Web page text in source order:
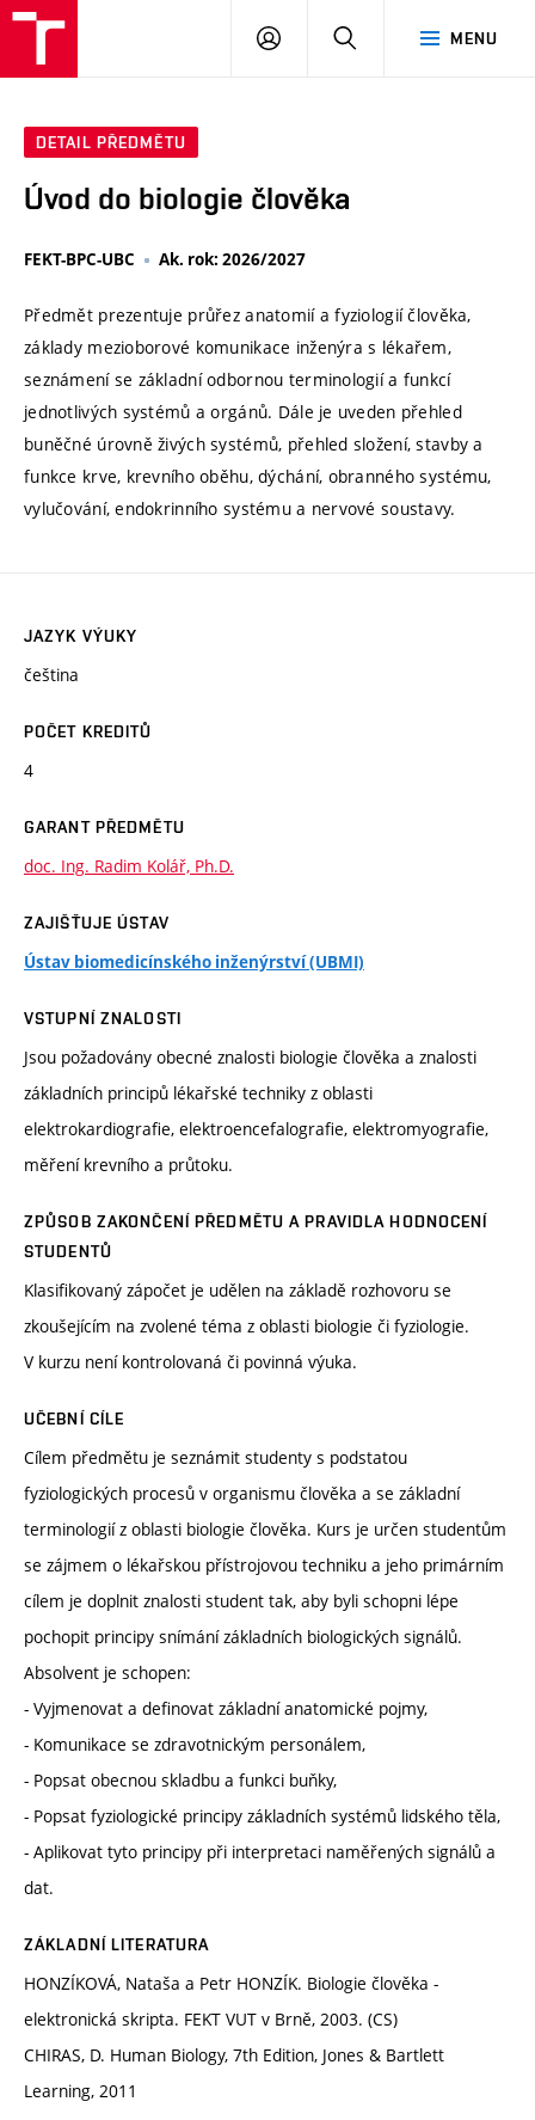
MENU
PŘIHLÁSIT
DETAIL PŘEDMĚTU
Úvod do biologie člověka
FEKT-BPC-UBC Ak. rok: 2026/2027
Předmět prezentuje průřez anatomií a fyziologií člověka,
základy mezioborové komunikace inženýra s lékařem,
seznámení se základní odbornou terminologií a funkcí
jednotlivých systémů a orgánů. Dále je uveden přehled
buněčné úrovně živých systémů, přehled složení, stavby a
funkce krve, krevního oběhu, dýchání, obranného systému,
vylučování, endokrinního systému a nervové soustavy.
JAZYK VÝUKY
čeština
POČET KREDITŮ
4
GARANT PŘEDMĚTU
doc. Ing. Radim Kolář, Ph.D.
ZAJIŠŤUJE ÚSTAV
Ústav biomedicínského inženýrství (UBMI)
VSTUPNÍ ZNALOSTI
Jsou požadovány obecné znalosti biologie člověka a znalosti
základních principů lékařské techniky z oblasti
elektrokardiografie, elektroencefalografie, elektromyografie,
měření krevního a průtoku.
ZPŮSOB ZAKONČENÍ PŘEDMĚTU A PRAVIDLA HODNOCENÍ
STUDENTŮ
Klasifikovaný zápočet je udělen na základě rozhovoru se
zkoušejícím na zvolené téma z oblasti biologie či fyziologie.
V kurzu není kontrolovaná či povinná výuka.
UČEBNÍ CÍLE
Cílem předmětu je seznámit studenty s podstatou
fyziologických procesů v organismu člověka a se základní
terminologií z oblasti biologie člověka. Kurs je určen studentům
se zájmem o lékařskou přístrojovou techniku a jeho primárním
cílem je doplnit znalosti student tak, aby byli schopni lépe
pochopit principy snímání základních biologických signálů.
Absolvent je schopen:
- Vyjmenovat a definovat základní anatomické pojmy,
- Komunikace se zdravotnickým personálem,
- Popsat obecnou skladbu a funkci buňky,
- Popsat fyziologické principy základních systémů lidského těla,
- Aplikovat tyto principy při interpretaci naměřených signálů a
dat.
ZÁKLADNÍ LITERATURA
HONZÍKOVÁ, Nataša a Petr HONZÍK. Biologie člověka -
elektronická skripta. FEKT VUT v Brně, 2003. (CS)
CHIRAS, D. Human Biology, 7th Edition, Jones & Bartlett
Learning, 2011